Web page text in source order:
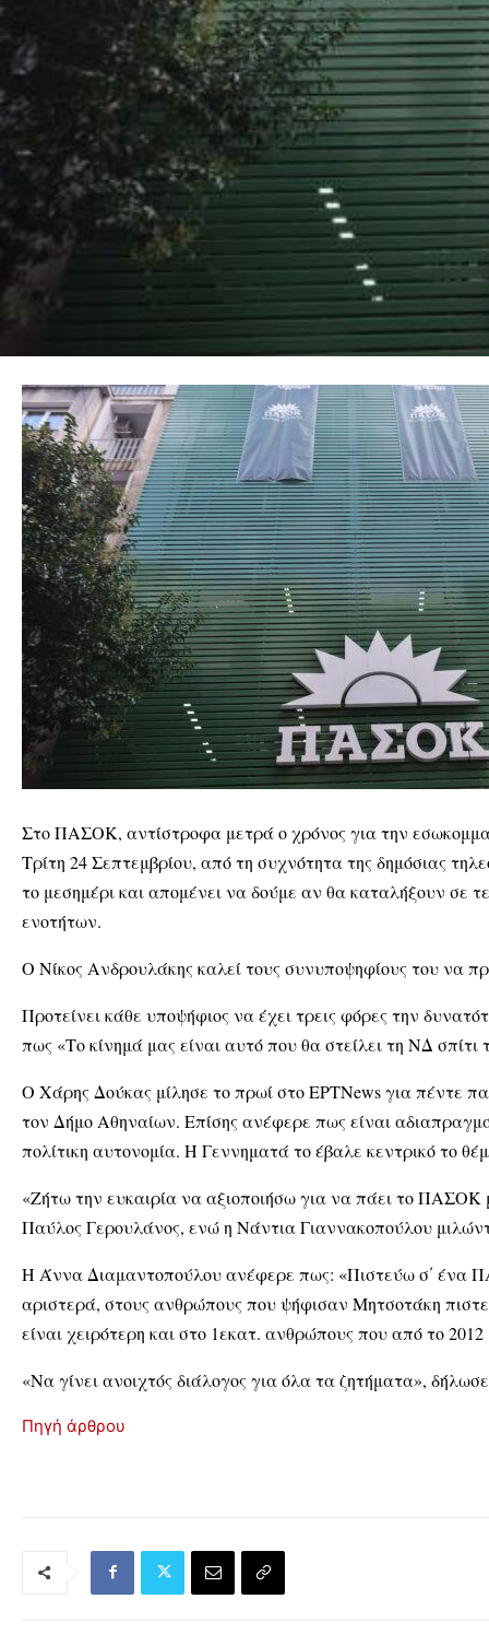
Στο ΠΑΣΟΚ, αντίστροφα μετρά ο χρόνος για την
Τρίτη 24 Σεπτεμβρίου, από τη συχνότητα της δημόσιας
το μεσημέρι και απομένει να δούμε αν θα καταλήξουν σε
ενοτήτων.
Ο Νίκος Ανδρουλάκης καλεί τους συνυποψηφίους του να
Προτείνει κάθε υποψήφιος να έχει τρεις φόρες την
πως «Το κίνημά μας είναι αυτό που θα στείλει τη ΝΔ σπίτι
Ο Χάρης Δούκας μίλησε το πρωί στο ΕΡΤΝews για πέντε
τον Δήμο Αθηναίων. Επίσης ανέφερε πως είναι
πολίτικη αυτονομία. Η Γεννηματά το έβαλε κεντρικό το
«Ζήτω την ευκαιρία να αξιοποιήσω για να πάει το ΠΑΣΟΚ
Παύλος Γερουλάνος, ενώ η Νάντια Γιαννακοπούλου
Η Άννα Διαμαντοπούλου ανέφερε πως: «Πιστεύω σ΄ ένα
αριστερά, στους ανθρώπους που ψήφισαν Μητσοτάκη
είναι χειρότερη και στο 1εκατ. ανθρώπους που από το
«Να γίνει ανοιχτός διάλογος για όλα τα ζητήματα»,
Πηγή άρθρου